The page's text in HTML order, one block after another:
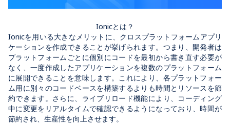
Ionicとは？
Ionicを用いる大きなメリットに、クロスプラットフォームアプリ
ケーションを作成できることが挙げられます。つまり、開発者は
プラットフォームごとに個別にコードを最初から書き直す必要が
なく、一度作成したアプリケーションを複数のプラットフォーム
に展開できることを意味します。これにより、各プラットフォー
ム用に別々のコードベースを構築するよりも時間とリソースを節
約できます。さらに、ライブリロード機能により、コーディング
中に変更をリアルタイムで確認できるようになっており、時間が
節約され、生産性を向上させます。